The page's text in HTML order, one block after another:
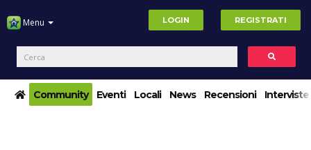
Menu LOGIN REGISTRATI
Community Eventi Locali News Recensioni Interviste